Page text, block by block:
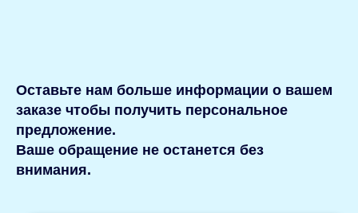
Оставьте нам больше информации о вашем
заказе чтобы получить персональное
предложение.
Ваше обращение не останется без
внимания.